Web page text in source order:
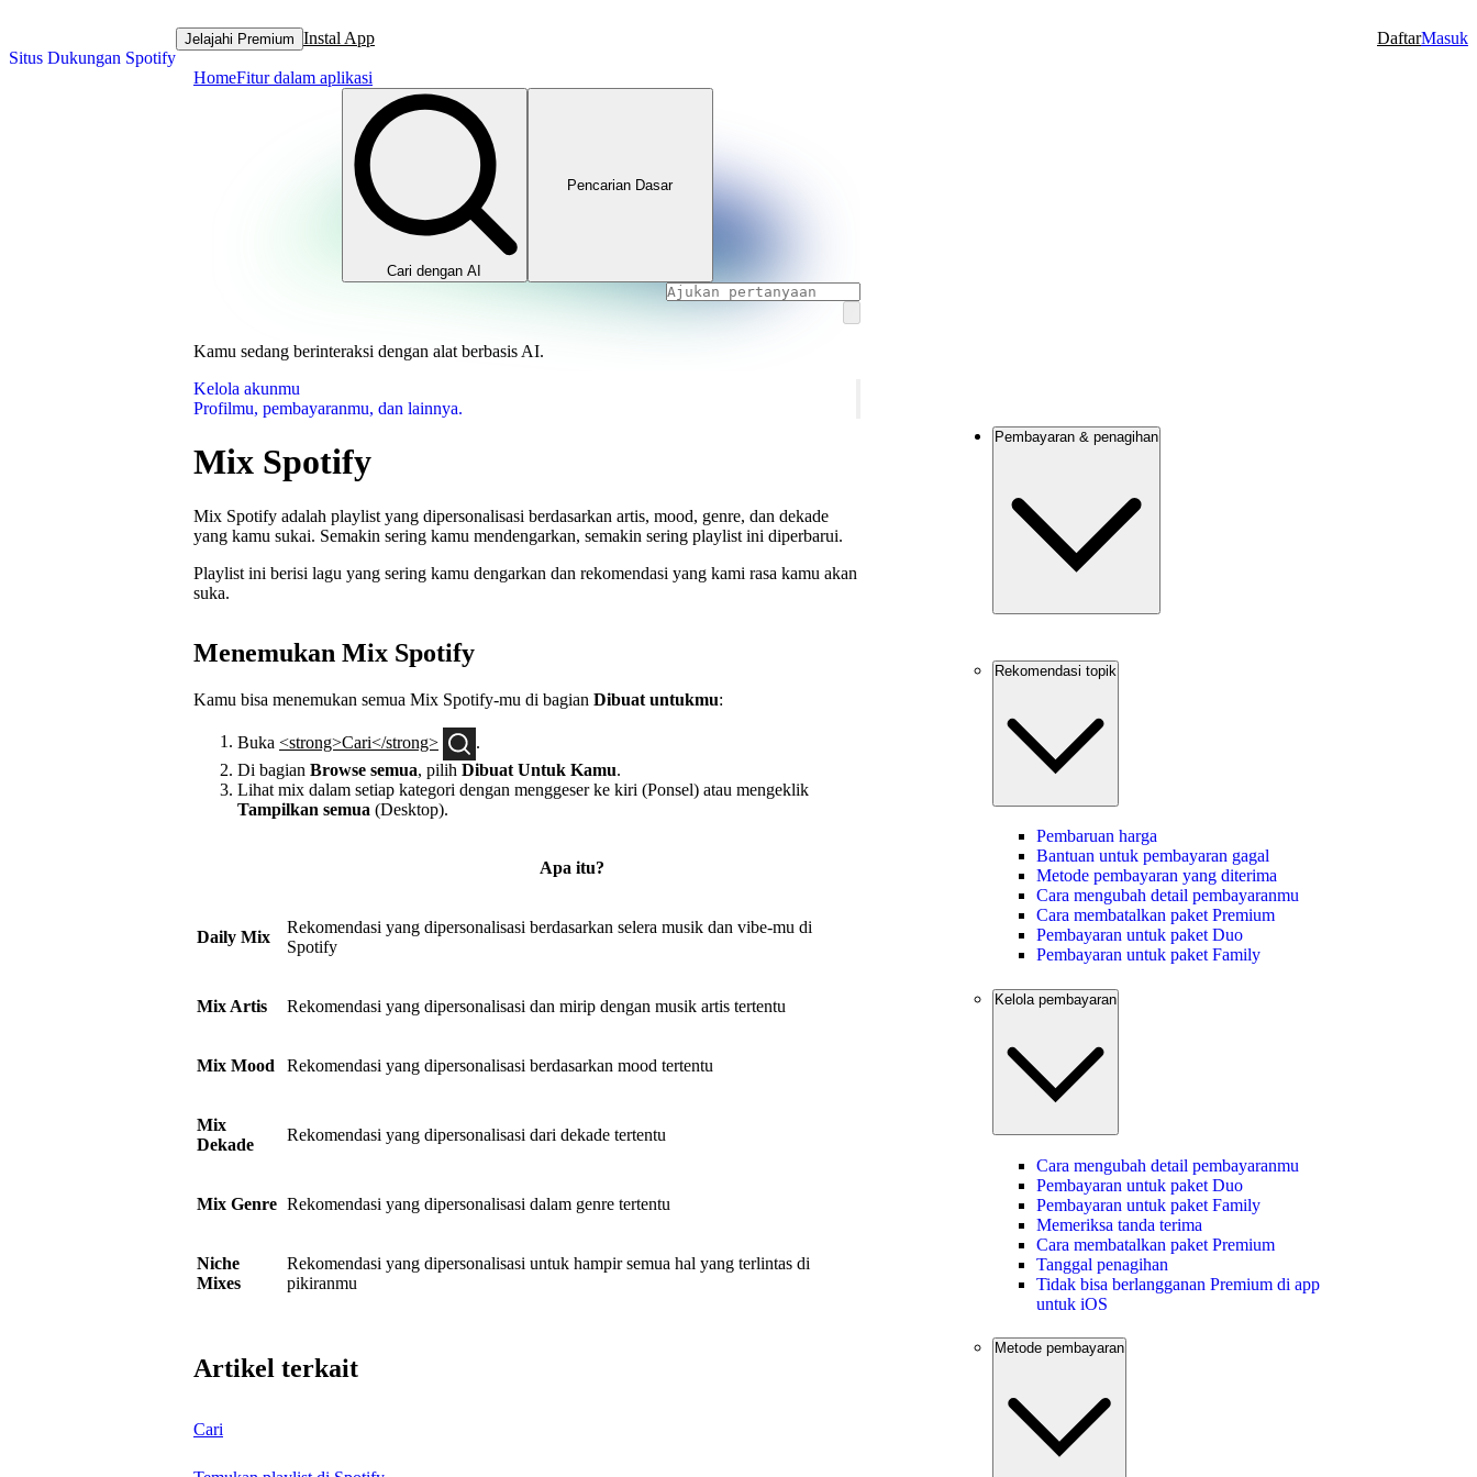
Situs Dukungan Spotify
Jelajahi Premium Instal App DaftarMasuk
HomeFitur dalam aplikasi
Cari dengan AI
Pencarian Dasar
Kamu sedang berinteraksi dengan alat berbasis AI.
Kelola akunmu
Profilmu, pembayaranmu, dan lainnya.
Mix Spotify
Mix Spotify adalah playlist yang dipersonalisasi berdasarkan artis, mood, genre, dan dekade
yang kamu sukai. Semakin sering kamu mendengarkan, semakin sering playlist ini diperbarui.
Playlist ini berisi lagu yang sering kamu dengarkan dan rekomendasi yang kami rasa kamu akan
suka.
Menemukan Mix Spotify
Kamu bisa menemukan semua Mix Spotify-mu di bagian Dibuat untukmu:
Buka <strong>Cari</strong>
Di bagian Browse semua, pilih Dibuat Untuk Kamu.
Lihat mix dalam setiap kategori dengan menggeser ke kiri (Ponsel) atau mengeklik
Tampilkan semua (Desktop).
Apa itu?
Daily Mix
Rekomendasi yang dipersonalisasi berdasarkan selera musik dan vibe-mu di
Spotify
Mix Artis Rekomendasi yang dipersonalisasi dan mirip dengan musik artis tertentu
Mix Mood Rekomendasi yang dipersonalisasi berdasarkan mood tertentu
Mix
Dekade
Rekomendasi yang dipersonalisasi dari dekade tertentu
Mix Genre Rekomendasi yang dipersonalisasi dalam genre tertentu
Niche
Mixes
Rekomendasi yang dipersonalisasi untuk hampir semua hal yang terlintas di
pikiranmu
Artikel terkait
Cari
Pembayaran & penagihan
Rekomendasi topik
Pembaruan harga
Bantuan untuk pembayaran gagal
Metode pembayaran yang diterima
Cara mengubah detail pembayaranmu
Cara membatalkan paket Premium
Pembayaran untuk paket Duo
Pembayaran untuk paket Family
Kelola pembayaran
Cara mengubah detail pembayaranmu
Pembayaran untuk paket Duo
Pembayaran untuk paket Family
Memeriksa tanda terima
Cara membatalkan paket Premium
Tanggal penagihan
Tidak bisa berlangganan Premium di app
untuk iOS
Metode pembayaran